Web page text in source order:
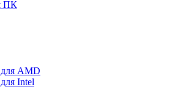
ПК
AMD
Intel